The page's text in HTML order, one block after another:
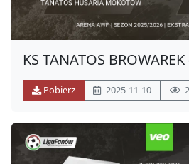
KS TANATOS
BIELANY (JESIEŃ 2025)
Pobierz 2025-11-10